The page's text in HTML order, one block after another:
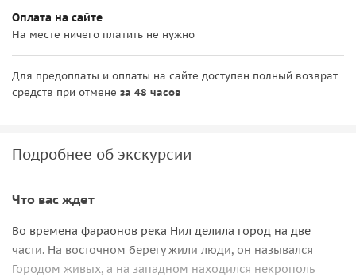
Оплата на сайте
На месте ничего платить не нужно
Для предоплаты и оплаты на сайте доступен полный возврат
средств при отмене за 48 часов
Подробнее об экскурсии
Что вас ждет
Во времена фараонов река Нил делила город на две
части. На восточном берегу жили люди, он назывался
Городом живых, а на западном находился некрополь